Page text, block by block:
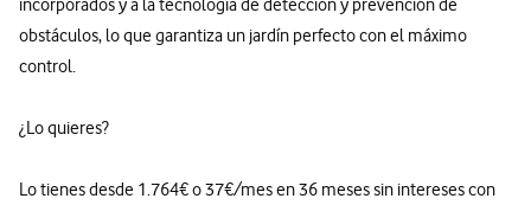
incorporados y a la tecnología de detección y prevención de
obstáculos, lo que garantiza un jardín perfecto con el máximo
control.
¿Lo quieres?
Lo tienes desde 1.764€ o 37€/mes en 36 meses sin intereses con